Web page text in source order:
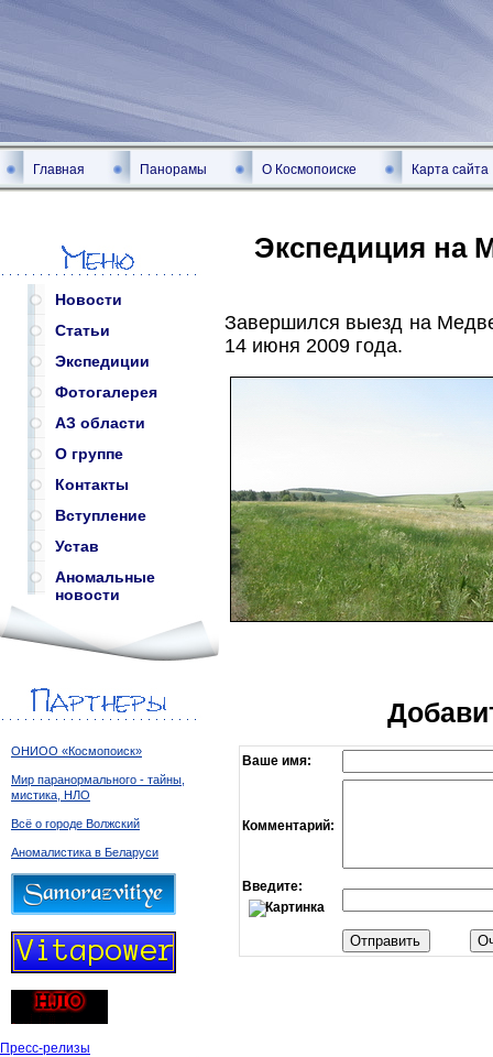
Главная Панорамы О Космопоиске Карта сайта
Новости
Статьи
Экспедиции
Фотогалерея
АЗ области
О группе
Контакты
Вступление
Устав
Аномальные
новости
ОНИОО «Космопоиск»
Мир паранормального - тайны,
мистика, НЛО
Всё о городе Волжский
Аномалистика в Беларуси
Пресс-релизы
Экспедиция на
Завершился выезд на
14 июня 2009 года.
Ваше имя:
Комментарий:
Введите: